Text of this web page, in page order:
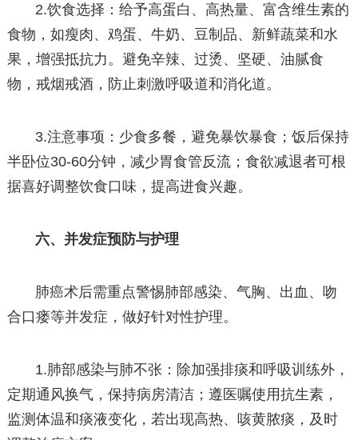
2.饮食选择：给予高蛋白、高热量、富含维生素的
食物，如瘦肉、鸡蛋、牛奶、豆制品、新鲜蔬菜和水
果，增强抵抗力。避免辛辣、过烫、坚硬、油腻食
物，戒烟戒酒，防止刺激呼吸道和消化道。
3.注意事项：少食多餐，避免暴饮暴食；饭后保持
半卧位30-60分钟，减少胃食管反流；食欲减退者可根
据喜好调整饮食口味，提高进食兴趣。
六、并发症预防与护理
肺癌术后需重点警惕肺部感染、气胸、出血、吻
合口瘘等并发症，做好针对性护理。
1.肺部感染与肺不张：除加强排痰和呼吸训练外，
定期通风换气，保持病房清洁；遵医嘱使用抗生素，
监测体温和痰液变化，若出现高热、咳黄脓痰，及时